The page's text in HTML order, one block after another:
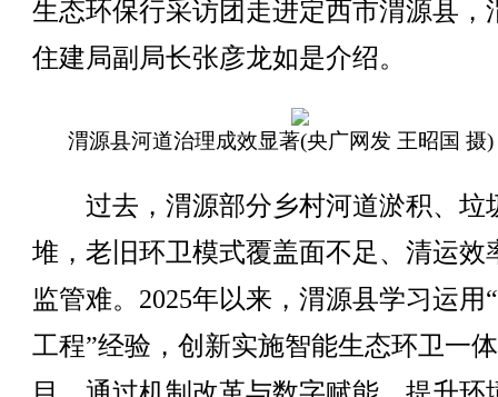
生态环保行采访团走进定西市渭源县，
住建局副局长张彦龙如是介绍。
渭源县河道治理成效显著(央广网发 王昭国 摄)
过去，渭源部分乡村河道淤积、垃
堆，老旧环卫模式覆盖面不足、清运效
监管难。2025年以来，渭源县学习运用
工程”经验，创新实施智能生态环卫一